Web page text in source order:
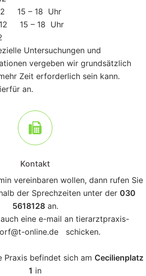
15 – 18 Uhr
– 18 Uhr
Untersuchungen und
vergeben wir grundsätzlich
Zeit erforderlich sein kann.
an.
Kontakt
vereinbaren wollen, dann rufen Sie
der Sprechzeiten unter der 030
5618128an.
eine e-mail an tierarztpraxis-
online.de schicken.
Praxis befindet sich am Cecilienplatz
1 in